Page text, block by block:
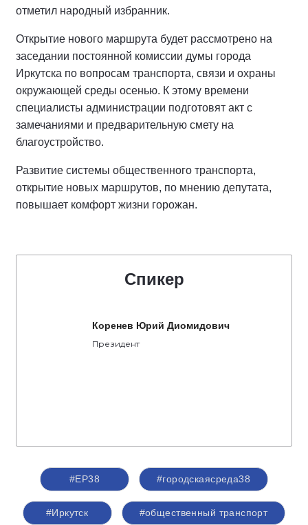
отметил народный избранник.
Открытие нового маршрута будет рассмотрено на
заседании постоянной комиссии думы города
Иркутска по вопросам транспорта, связи и охраны
окружающей среды осенью. К этому времени
специалисты администрации подготовят акт с
замечаниями и предварительную смету на
благоустройство.
Развитие системы общественного транспорта,
открытие новых маршрутов, по мнению депутата,
повышает комфорт жизни горожан.
Спикер
Коренев Юрий Диомидович
Президент
#ЕР38 #городскаясреда38
#Иркутск #общественный транспорт